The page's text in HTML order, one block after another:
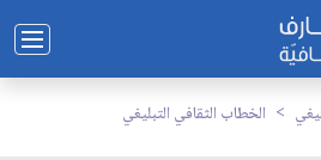
الخطاب الثقافي التبليغي